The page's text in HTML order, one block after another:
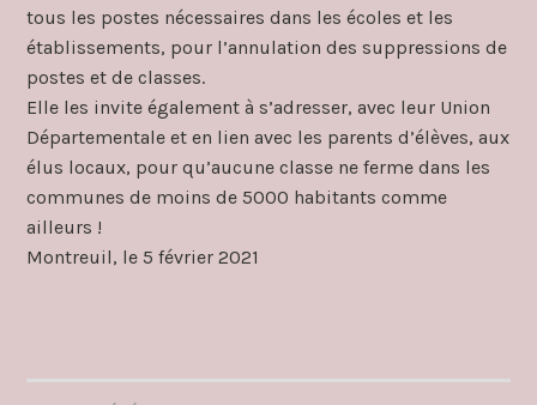
tous les postes nécessaires dans les écoles et les
établissements, pour l’annulation des suppressions de
postes et de classes.
Elle les invite également à s’adresser, avec leur Union
Départementale et en lien avec les parents d’élèves, aux
élus locaux, pour qu’aucune classe ne ferme dans les
communes de moins de 5000 habitants comme
ailleurs !
Montreuil, le 5 février 2021